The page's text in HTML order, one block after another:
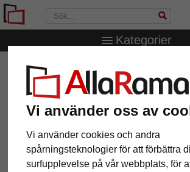
Vi använder oss av
Vi använder cookies och andra
spårningsteknologier för att förbättra
surfupplevelse på vår webbplats, för
Kategorier
AllaRamar.se
mått
Barockram Luanco efter